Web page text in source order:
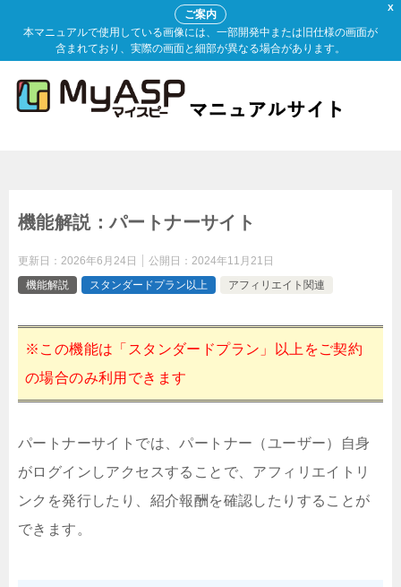
X
ご案内
本マニュアルで使用している画像には、一部開発中または旧仕様の画面が
含まれており、実際の画面と細部が異なる場合があります。
機能解説：パートナーサイト
更新日： 2026年6月24日 公開日： 2024年11月21日
機能解説
スタンダードプラン以上 アフィリエイト関連
※この機能は「スタンダードプラン」以上をご契約
の場合のみ利用できます
パートナーサイトでは、パートナー（ユーザー）自身
がログインしアクセスすることで、アフィリエイトリ
ンクを発行したり、紹介報酬を確認したりすることが
できます。